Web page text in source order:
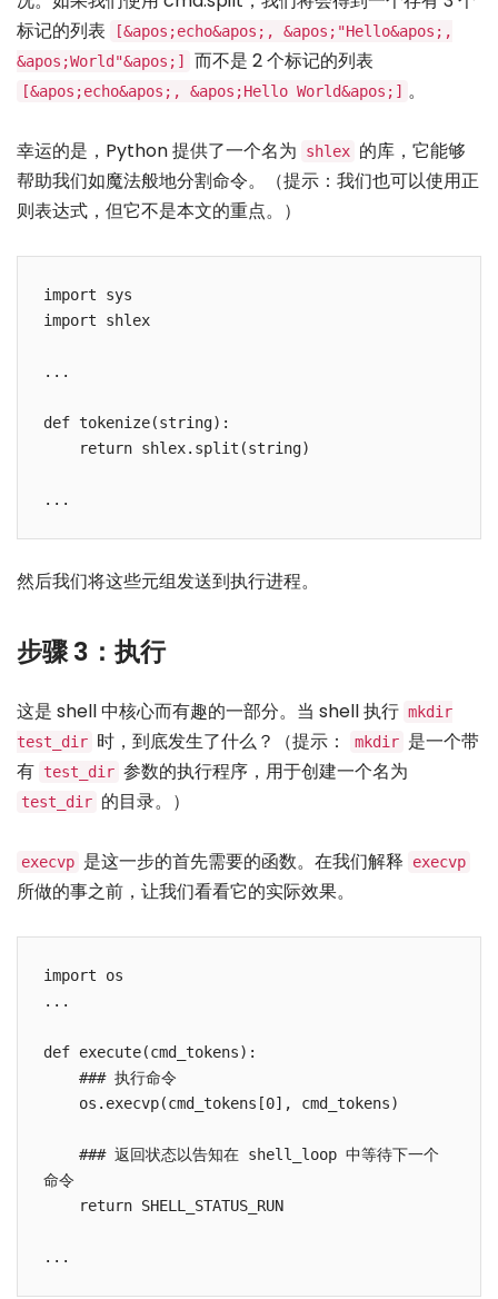
标记的列表
[&apos;echo&apos;, &apos;"Hello&apos;,
&apos;World"&apos;]
而不是 2 个标记的列表
[&apos;echo&apos;, &apos;Hello World&apos;] 。
幸运的是，Python 提供了一个名为 shlex 的库，它能够
帮助我们如魔法般地分割命令。（提示：我们也可以使用正
则表达式，但它不是本文的重点。）
import sys
import shlex
...
def tokenize(string):
    return shlex.split(string)
然后我们将这些元组发送到执行进程。
步骤 3：执行
这是 shell 中核心而有趣的一部分。当 shell 执行 mkdir
test_dir 时，到底发生了什么？（提示： mkdir 是一个带
有 test_dir 参数的执行程序，用于创建一个名为
test_dir 的目录。）
execvp 是这一步的首先需要的函数。在我们解释 execvp
所做的事之前，让我们看看它的实际效果。
import os
...
def execute(cmd_tokens):
    ### 执行命令
    os.execvp(cmd_tokens[0], cmd_tokens)
    ### 返回状态以告知在 shell_loop 中等待下一个
命令
    return SHELL_STATUS_RUN